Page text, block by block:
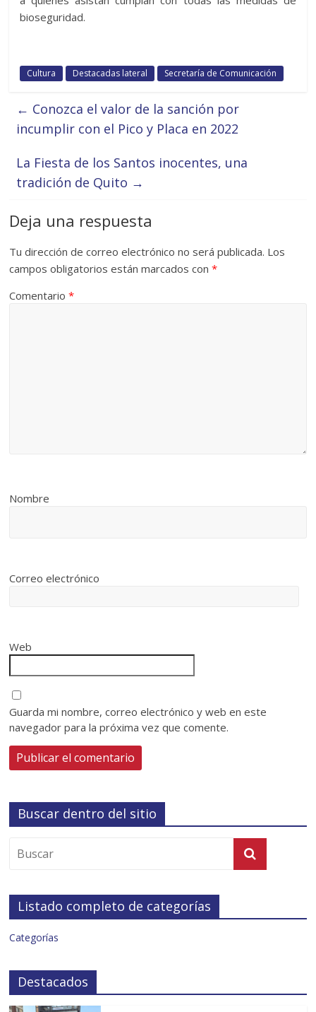
bioseguridad.
Cultura Destacadas lateral Secretaría de Comunicación
← Conozca el valor de la sanción por
incumplir con el Pico y Placa en 2022
La Fiesta de los Santos inocentes, una
tradición de Quito →
Deja una respuesta
Tu dirección de correo electrónico no será publicada. Los
campos obligatorios están marcados con*
Comentario*
Nombre
Correo electrónico
Web
Guarda mi nombre, correo electrónico y web en este
navegador para la próxima vez que comente.
Buscar dentro del sitio
Listado completo de categorías
Categorías
Destacados